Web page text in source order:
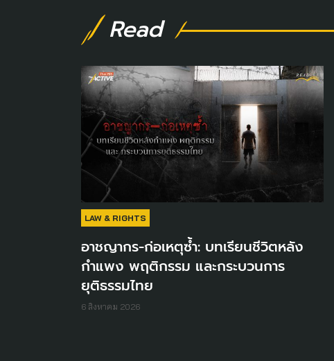
Read
LAW & RIGHTS
อาชญากร-ก่อเหตุซ้ำ: บทเรียนชีวิตหลัง
กำแพง พฤติกรรม และกระบวนการ
ยุติธรรมไทย
6 สิงหาคม 2026